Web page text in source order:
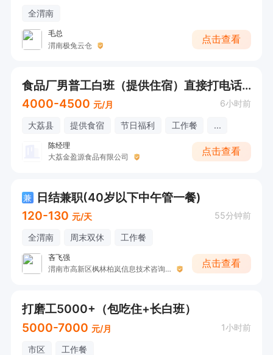
全渭南
毛总
渭南极兔云仓
点击查看
食品厂男普工白班（提供住宿）直接打电话联系
4000-4500 元/月 6小时前
大荔县 提供食宿 节日福利 工作餐 ...
陈经理
大荔金盈源食品有限公司
点击查看
兼
日结兼职(40岁以下中午管一餐)
120-130 元/天 55分钟前
全渭南 周末双休 工作餐
吝飞强
渭南市高新区枫林柏岚信息技术咨询工作室
点击查看
打磨工5000+（包吃住+长白班）
5000-7000 元/月 1小时前
市区 工作餐